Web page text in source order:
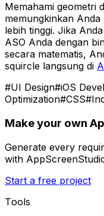
Memahami geometri
memungkinkan
lebih tinggi. Jika
ASO Anda dengan
secara matematis,
squircle langsung di
#UI Design#iOS
Optimization#CSS#
Make your own
Generate every
with
Start a free project
Tools